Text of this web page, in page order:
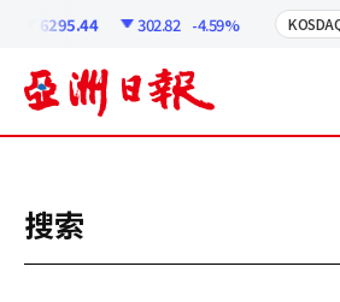
6295.44 302.82 -4.59% KOSDAQ
搜索